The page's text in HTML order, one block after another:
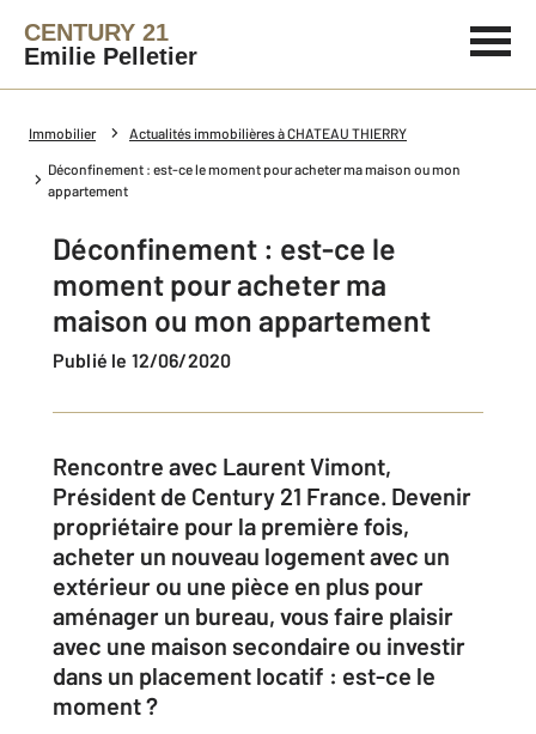
CENTURY 21
Emilie Pelletier
Immobilier Actualités immobilières à CHATEAU THIERRY
Déconfinement : est-ce le moment pour acheter ma maison ou mon
appartement
Déconfinement : est-ce le
moment pour acheter ma
maison ou mon appartement
Publié le 12/06/2020
Rencontre avec Laurent Vimont,
Président de Century 21 France. Devenir
propriétaire pour la première fois,
acheter un nouveau logement avec un
extérieur ou une pièce en plus pour
aménager un bureau, vous faire plaisir
avec une maison secondaire ou investir
dans un placement locatif : est-ce le
moment ?